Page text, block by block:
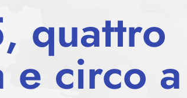
quattro
e circo a